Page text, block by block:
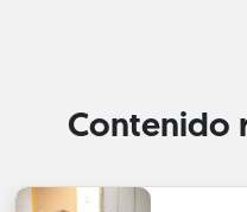
Contenido